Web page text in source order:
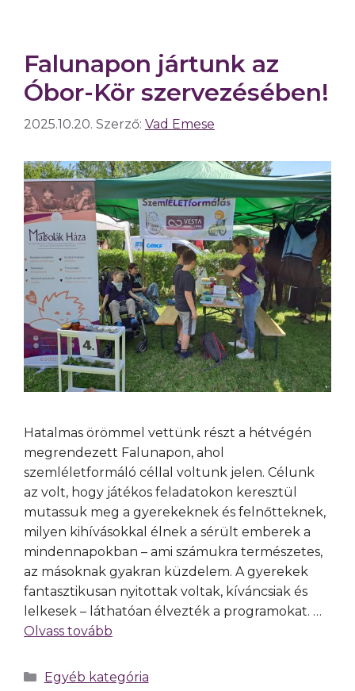
Falunapon jártunk az
Óbor-Kör szervezésében!
2025.10.20. Szerző: Vad Emese
Hatalmas örömmel vettünk részt a hétvégén
megrendezett Falunapon, ahol
szemléletformáló céllal voltunk jelen. Célunk
az volt, hogy játékos feladatokon keresztül
mutassuk meg a gyerekeknek és felnőtteknek,
milyen kihívásokkal élnek a sérült emberek a
mindennapokban – ami számukra természetes,
az másoknak gyakran küzdelem. A gyerekek
fantasztikusan nyitottak voltak, kíváncsiak és
lelkesek – láthatóan élvezték a programokat. …
Olvass tovább
Egyéb kategória